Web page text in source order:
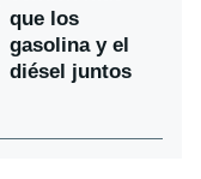
que los
gasolina y el
diésel juntos